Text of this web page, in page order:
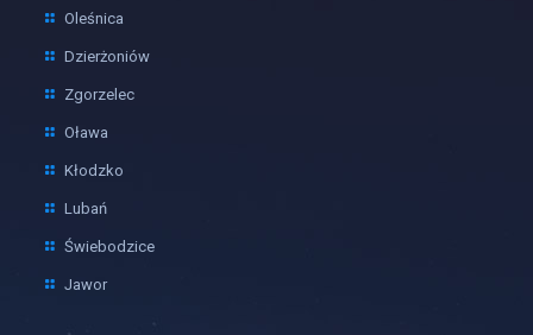
Oleśnica
Dzierżoniów
Zgorzelec
Oława
Kłodzko
Lubań
Świebodzice
Jawor